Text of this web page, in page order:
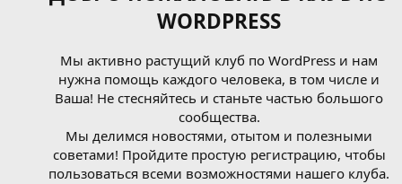
WORDPRESS
Мы активно растущий клуб по WordPress и нам
нужна помощь каждого человека, в том числе и
Ваша! Не стесняйтесь и станьте частью большого
сообщества.
Мы делимся новостями, отытом и полезными
советами! Пройдите простую регистрацию, чтобы
пользоваться всеми возможностями нашего клуба.